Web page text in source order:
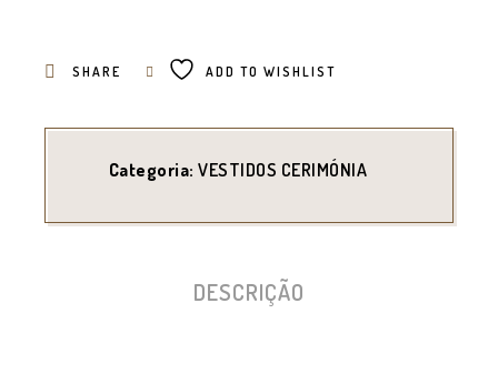
SHARE ADD TO WISHLIST
Categoria:VESTIDOS CERIMÓNIA
DESCRIÇÃO